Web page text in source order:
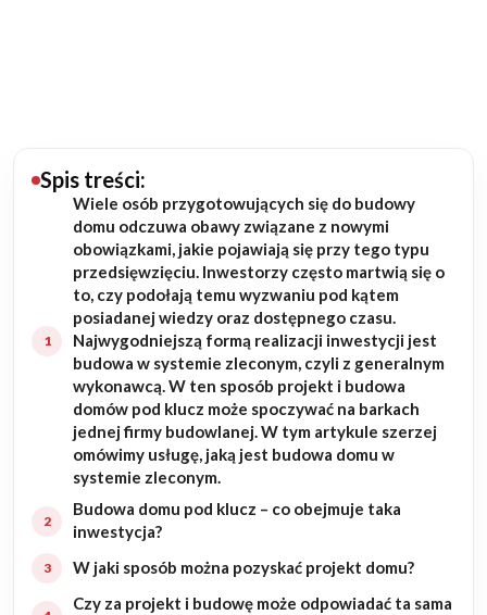
Budowa domu
Rezydencje
Rozbudowa
Remonty
Budynki biurowe
Realizacje
Referencje
Spis treści:
Wiele osób przygotowujących się do budowy
domu odczuwa obawy związane z nowymi
obowiązkami, jakie pojawiają się przy tego typu
przedsięwzięciu. Inwestorzy często martwią się o
to, czy podołają temu wyzwaniu pod kątem
posiadanej wiedzy oraz dostępnego czasu.
Najwygodniejszą formą realizacji inwestycji jest
budowa w systemie zleconym, czyli z generalnym
wykonawcą. W ten sposób projekt i budowa
domów pod klucz może spoczywać na barkach
jednej firmy budowlanej. W tym artykule szerzej
omówimy usługę, jaką jest budowa domu w
systemie zleconym.
Budowa domu pod klucz – co obejmuje taka
inwestycja?
W jaki sposób można pozyskać projekt domu?
Czy za projekt i budowę może odpowiadać ta sama